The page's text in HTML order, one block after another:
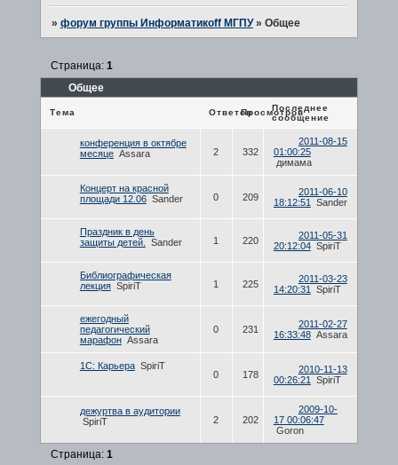
» форум группы Информатикоff МГПУ » Общее
Общее
Страница: 1
Тема ОтветовПросмотров
Последнее
сообщение
конференция в октябре
месяце Assara 2 332
2011-08-15
01:00:25
димама
Концерт на красной
площади 12.06 Sander 0 209
2011-06-10
18:12:51
Sander
Праздник в день
защиты детей.
Sander 1 220
2011-05-31
20:12:04 SpiriT
Библиографическая
лекция SpiriT 1 225
2011-03-23
14:20:31
SpiriT
ежегодный
педагогический
марафон Assara
0 231
2011-02-27
16:33:48 Assara
1С: Карьера SpiriT
0
178
2010-11-13
00:26:21
SpiriT
дежуртва в аудитории
SpiriT
2 202
2009-10-
17 00:06:47
Goron
Страница: 1